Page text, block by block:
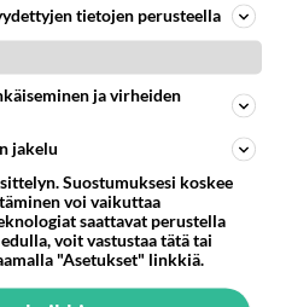
johtuen kai siitä, että
Vastattu 18v
asiasta, jota monikaan
puhuessaan. Meitä
tietojen perusteella
ja virheiden
jakelu
Suostumuksesi koskee
voi vaikuttaa
saattavat perustella
voit vastustaa tätä tai
"Asetukset" linkkiä.